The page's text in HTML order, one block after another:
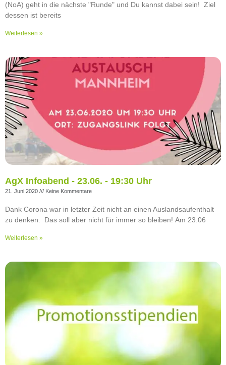
(NoA) geht in die nächste "Runde" und Du kannst dabei sein! Ziel
dessen ist bereits
Weiterlesen »
AgX Infoabend - 23.06. - 19:30 Uhr
21. Juni 2020 Keine Kommentare
Dank Corona war in letzter Zeit nicht an einen Auslandsaufenthalt
zu denken. Das soll aber nicht für immer so bleiben! Am 23.06
Weiterlesen »